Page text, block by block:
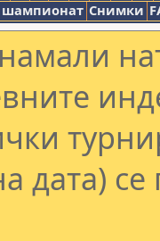
шампионат Снимки
дата) се